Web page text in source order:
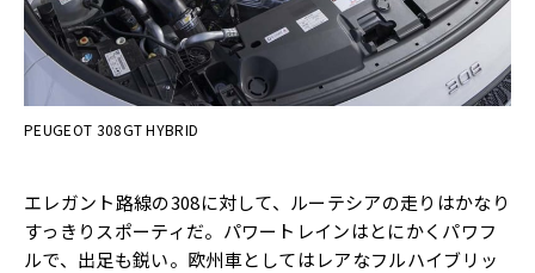
PEUGEOT 308GT HYBRID
エレガント路線の308に対して、ルーテシアの走りはかなり
すっきりスポーティだ。パワートレインはとにかくパワフ
ルで、出足も鋭い。欧州車としてはレアなフルハイブリッ